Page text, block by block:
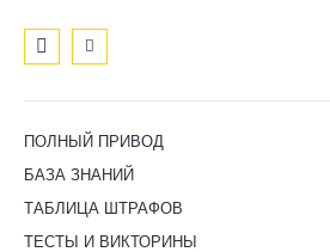
ПОЛНЫЙ ПРИВОД
БАЗА ЗНАНИЙ
ТАБЛИЦА ШТРАФОВ
ТЕСТЫ И ВИКТОРИНЫ